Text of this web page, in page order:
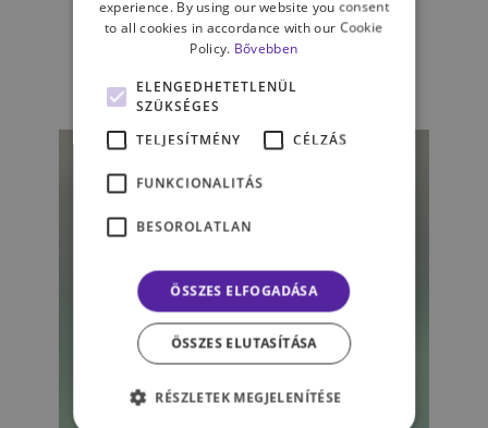
Az élet értelme – a Parthenopé
című film tükrében
VÁRNAI VIRÁG
experience. By using our website you consent
to all cookies in accordance with our Cookie
Policy. Bővebben
ELENGEDHETETLENÜL
SZÜKSÉGES
TELJESÍTMÉNY
CÉLZÁS
FUNKCIONALITÁS
BESOROLATLAN
ÖSSZES ELFOGADÁSA
ÖSSZES ELUTASÍTÁSA
RÉSZLETEK MEGJELENÍTÉSE